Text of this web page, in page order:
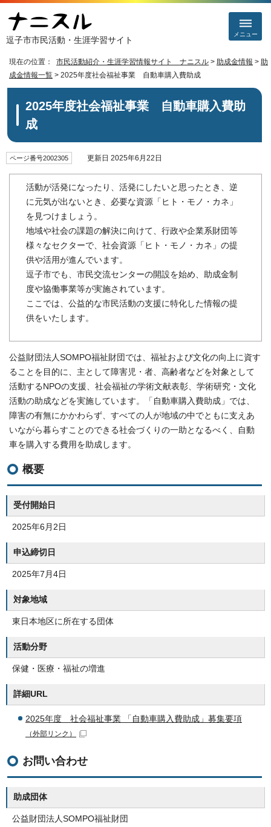
逗子市市民活動・生涯学習サイト
メニュー
現在の位置： 市民活動紹介・生涯学習情報サイト ナニスル > 助成金情報 > 助
成金情報一覧 > 2025年度社会福祉事業 自動車購入費助成
2025年度社会福祉事業 自動車購入費助
成
ページ番号2002305 更新日 2025年6月22日
活動が活発になったり、活発にしたいと思ったとき、逆
に元気が出ないとき、必要な資源「ヒト・モノ・カネ」
を見つけましょう。
地域や社会の課題の解決に向けて、行政や企業系財団等
様々なセクターで、社会資源「ヒト・モノ・カネ」の提
供や活用が進んでいます。
逗子市でも、市民交流センターの開設を始め、助成金制
度や協働事業等が実施されています。
ここでは、公益的な市民活動の支援に特化した情報の提
供をいたします。
公益財団法人SOMPO福祉財団では、福祉および文化の向上に資す
ることを目的に、主として障害児・者、高齢者などを対象として
活動するNPOの支援、社会福祉の学術文献表彰、学術研究・文化
活動の助成などを実施しています。「自動車購入費助成」では、
障害の有無にかかわらず、すべての人が地域の中でともに支えあ
いながら暮らすことのできる社会づくりの一助となるべく、自動
車を購入する費用を助成します。
概要
受付開始日
2025年6月2日
申込締切日
2025年7月4日
対象地域
東日本地区に所在する団体
活動分野
保健・医療・福祉の増進
詳細URL
2025年度 社会福祉事業 「自動車購入費助成」募集要項
（外部リンク）
お問い合わせ
助成団体
公益財団法人SOMPO福祉財団